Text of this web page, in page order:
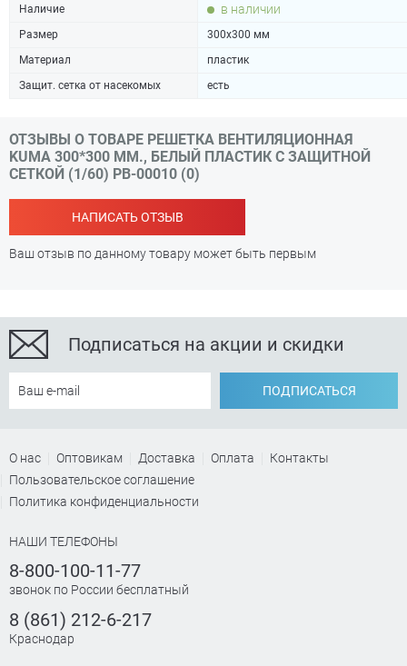
Наличие в наличии
Размер
300х300 мм
Материал
пластик
Защит. сетка от насекомых
есть
ОТЗЫВЫ О ТОВАРЕ РЕШЕТКА ВЕНТИЛЯЦИОННАЯ
KUMA 300*300 ММ., БЕЛЫЙ ПЛАСТИК С ЗАЩИТНОЙ
СЕТКОЙ (1/60) РВ-00010 (0)
НАПИСАТЬ ОТЗЫВ
Ваш отзыв по данному товару может быть первым
Подписаться на акции и скидки
ПОДПИСАТЬСЯ
О нас Оптовикам Доставка Оплата
Контакты
Пользовательское соглашение
Политика конфиденциальности
НАШИ ТЕЛЕФОНЫ
8-800-100-11-77
звонок по России бесплатный
8 (861) 212-6-217
Краснодар